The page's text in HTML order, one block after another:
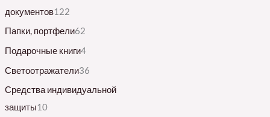
документов122
Папки, портфели62
Подарочные книги4
Светоотражатели36
Средства индивидуальной
защиты10